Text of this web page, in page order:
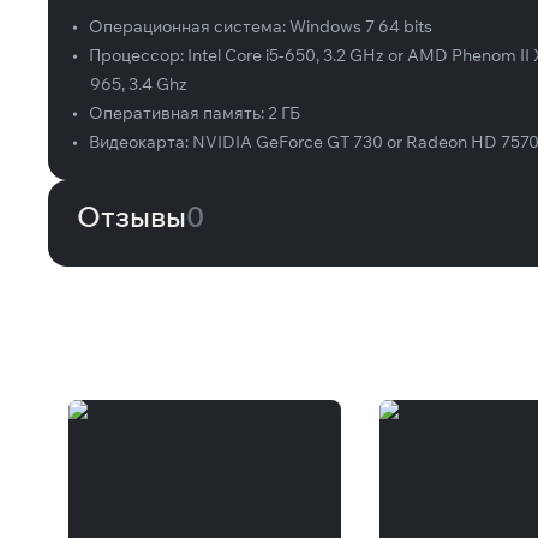
• Операционная система:Windows 7 64 bits
•
Процессор: Intel Core i5-650, 3.2 GHz or AMD Phenom II
965, 3.4 Ghz
•
Оперативная память:2 ГБ
•
Видеокарта: NVIDIA GeForce GT 730 or Radeon HD 7570
Отзывы0